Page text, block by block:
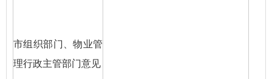
市组织部门、物业管
理行政主管部门意见